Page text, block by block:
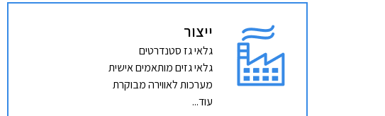
ייצור
גלאי גז סטנדרטים
גלאי גזים מותאמים אישית
מערכות לאווירה מבוקרת
עוד...